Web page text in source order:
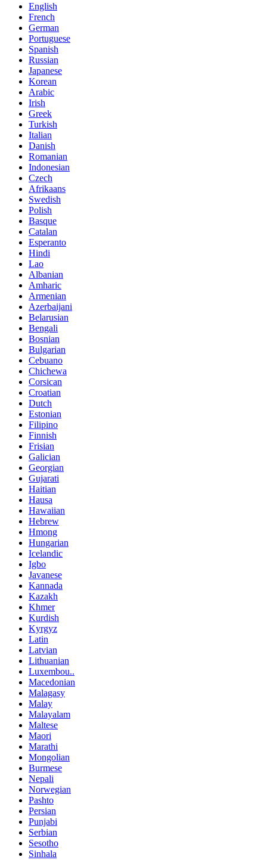
English
French
German
Portuguese
Spanish
Russian
Japanese
Korean
Arabic
Irish
Greek
Turkish
Italian
Danish
Romanian
Indonesian
Czech
Afrikaans
Swedish
Polish
Basque
Catalan
Esperanto
Hindi
Lao
Albanian
Amharic
Armenian
Azerbaijani
Belarusian
Bengali
Bosnian
Bulgarian
Cebuano
Chichewa
Corsican
Croatian
Dutch
Estonian
Filipino
Finnish
Frisian
Galician
Georgian
Gujarati
Haitian
Hausa
Hawaiian
Hebrew
Hmong
Hungarian
Icelandic
Igbo
Javanese
Kannada
Kazakh
Khmer
Kurdish
Kyrgyz
Latin
Latvian
Lithuanian
Luxembou..
Macedonian
Malagasy
Malay
Malayalam
Maltese
Maori
Marathi
Mongolian
Burmese
Nepali
Norwegian
Pashto
Persian
Punjabi
Serbian
Sesotho
Sinhala